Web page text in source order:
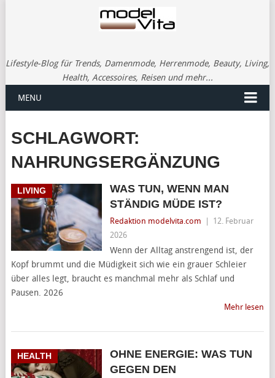
Lifestyle-Blog für Trends, Damenmode, Herrenmode, Beauty, Living,
Health, Accessoires, Reisen und mehr...
MENU
SCHLAGWORT:
NAHRUNGSERGÄNZUNG
LIVING
WAS TUN, WENN MAN
STÄNDIG MÜDE IST?
Redaktion modelvita.com
12. Februar
2026
Wenn der Alltag anstrengend ist, der
Kopf brummt und die Müdigkeit sich wie ein grauer Schleier
über alles legt, braucht es manchmal mehr als Schlaf und
Pausen. 2026
Mehr lesen
HEALTH
OHNE ENERGIE: WAS TUN
GEGEN DEN